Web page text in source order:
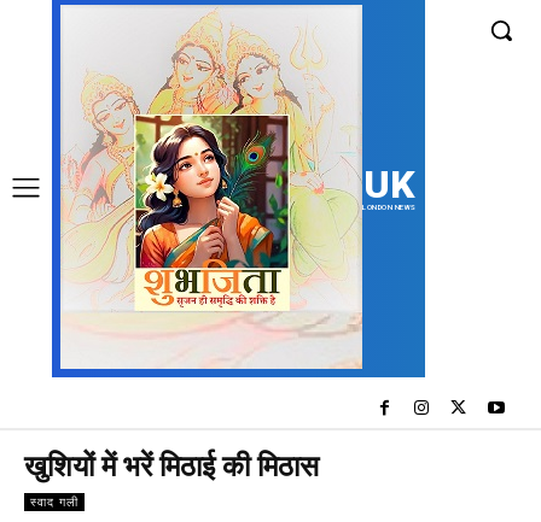
UK
LONDON NEWS
खुशियों में भरें मिठाई की मिठास
स्वाद गली